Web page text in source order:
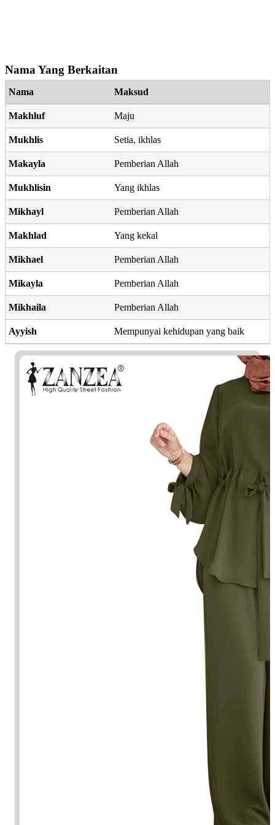
Nama Yang Berkaitan
Nama Maksud
Makhluf Maju
Mukhlis Setia, ikhlas
Makayla Pemberian Allah
Mukhlisin Yang ikhlas
Mikhayl Pemberian Allah
Makhlad Yang kekal
Mikhael Pemberian Allah
Mikayla Pemberian Allah
Mikhaila Pemberian Allah
Ayyish Mempunyai kehidupan yang baik